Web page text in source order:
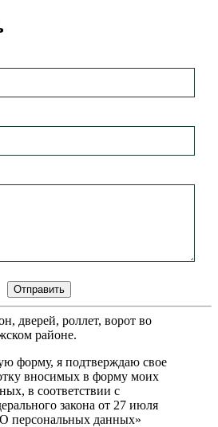
форму, я подтверждаю свое
вносимых в форму моих
в соответствии с
закона от 27 июля
персональных данных»